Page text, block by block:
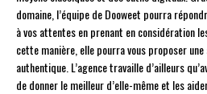
domaine, l’équipe de Dooweet pourra
à vos attentes en prenant en considération
cette manière, elle pourra vous proposer
authentique. L’agence travaille d’ailleurs
de donner le meilleur d’elle-même et les